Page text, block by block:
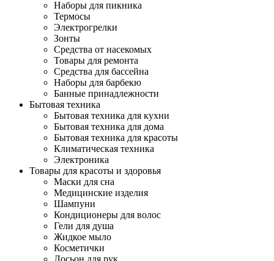
Наборы для пикника
Термосы
Электрогрелки
Зонты
Средства от насекомых
Товары для ремонта
Средства для бассейна
Наборы для барбекю
Банные принадлежности
Бытовая техника
Бытовая техника для кухни
Бытовая техника для дома
Бытовая техника для красоты
Климатическая техника
Электроника
Товары для красоты и здоровья
Маски для сна
Медицинские изделия
Шампуни
Кондиционеры для волос
Гели для душа
Жидкое мыло
Косметички
Лосьон для рук